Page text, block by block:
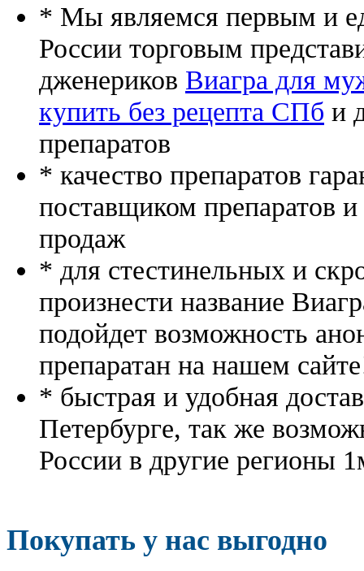
* Мы являемся первым и
России торговым
дженериков Виагра для
купить без рецепта СПб и
препаратов
* качество препаратов
поставщиком препаратов
продаж
* для стестинельных и
произнести название
подойдет возможность
препаратан на нашем
* быстрая и удобная
Петербурге, так же
России в другие регионы
Покупать у нас выгодно